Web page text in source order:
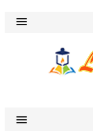
Skip